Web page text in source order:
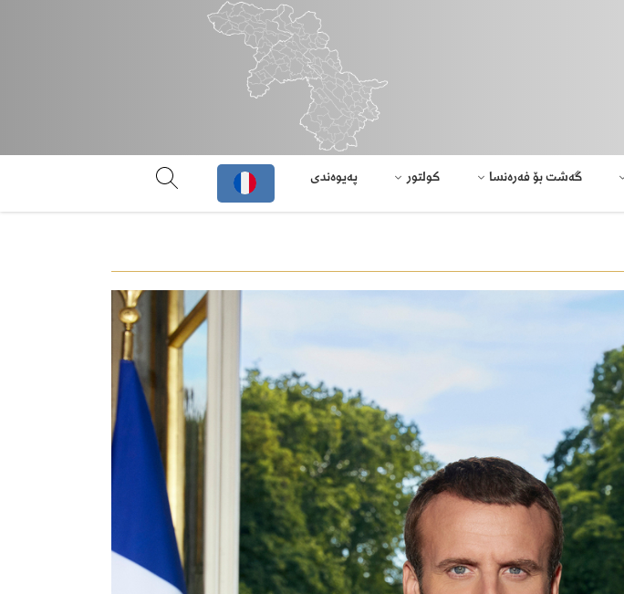
گەشت بۆ فەرەنسا کولتور پەیوەندی